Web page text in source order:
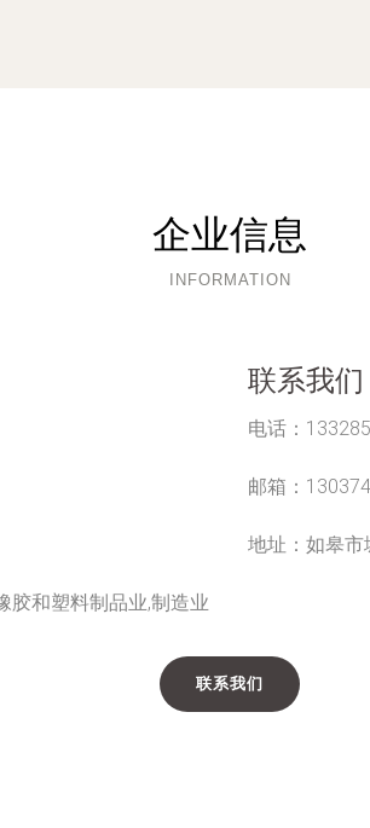
企业信息
INFORMATION
胶和塑料制品业,制造业
联系我们
电话：
邮箱：
地址：如皋
联系我们